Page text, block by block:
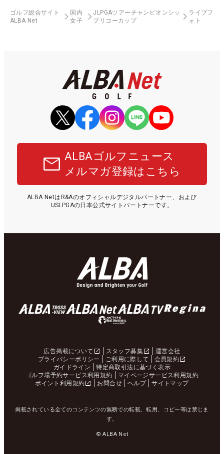
ゴルフ総合サイト
ALBA Net
国内
女子
JLPGAツアーチャンピオンシッ
プリコーカップ
ライブフ
ォト
ALBAゴルフニュース
メルマガ登録はこちら
ALBA NetはR&Aのオフィシャルデジタルパートナー、および
USLPGAの日本公式サイトパートナーです。
広告掲載について スタッフ募集
運営会社
プライバシーポリシー
ご利用に際して
会員規約
ガイドライン
特定商取引法に基づく表示
ゴルフ場予約サービス利用規約
マイページサービス利用規約
ポイント利用規約
お問合せ ヘルプ サイトマップ
掲載されている全てのコンテンツの無断での転載、転用、コピー等は禁じま
す。
© ALBA Net